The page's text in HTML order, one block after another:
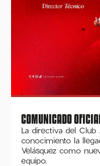
COMUNICADO
La directiva del
conocimiento la
Velásquez como
equipo.